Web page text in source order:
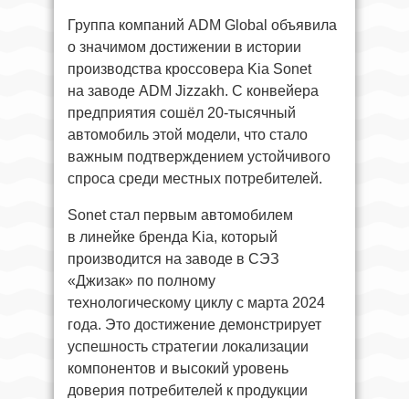
Группа компаний ADM Global объявила
о значимом достижении в истории
производства кроссовера Kia Sonet
на заводе ADM Jizzakh. С конвейера
предприятия сошёл 20-тысячный
автомобиль этой модели, что стало
важным подтверждением устойчивого
спроса среди местных потребителей.
Sonet стал первым автомобилем
в линейке бренда Kia, который
производится на заводе в СЭЗ
«Джизак» по полному
технологическому циклу с марта 2024
года. Это достижение демонстрирует
успешность стратегии локализации
компонентов и высокий уровень
доверия потребителей к продукции